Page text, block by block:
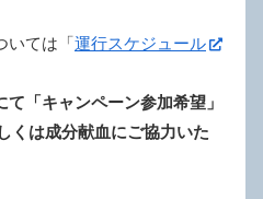
いては「運行スケジュール
「キャンペーン参加希望」
くは成分献血にご協力いた